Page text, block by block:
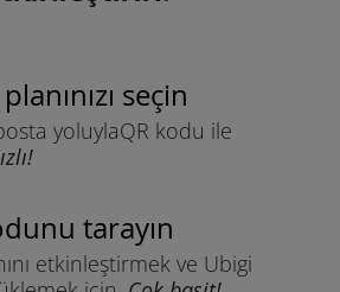
seçin
yoluylaQR kodu ile
tarayın
etkinleştirmek ve Ubigi